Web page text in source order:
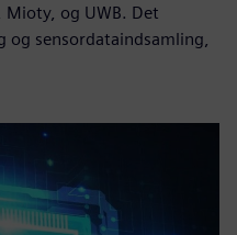
Mioty, og UWB. Det
og sensordataindsamling,